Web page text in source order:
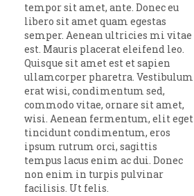
tempor sit amet, ante. Donec eu
libero sit amet quam egestas
semper. Aenean ultricies mi vitae
est. Mauris placerat eleifend leo.
Quisque sit amet est et sapien
ullamcorper pharetra. Vestibulum
erat wisi, condimentum sed,
commodo vitae, ornare sit amet,
wisi. Aenean fermentum, elit eget
tincidunt condimentum, eros
ipsum rutrum orci, sagittis
tempus lacus enim ac dui. Donec
non enim in turpis pulvinar
facilisis. Ut felis.